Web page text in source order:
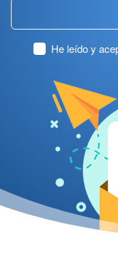
He leído y